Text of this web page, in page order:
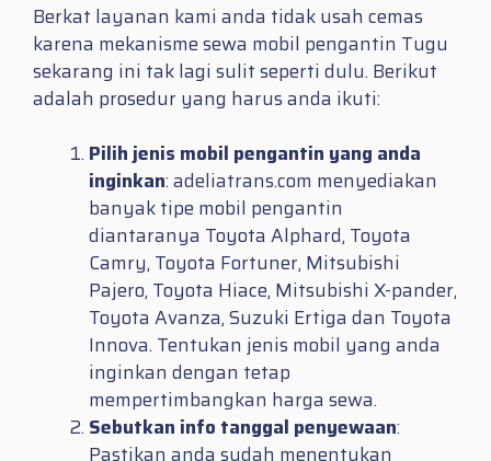
Berkat layanan kami anda tidak usah cemas
karena mekanisme sewa mobil pengantin Tugu
sekarang ini tak lagi sulit seperti dulu. Berikut
adalah prosedur yang harus anda ikuti:
Pilih jenis mobil pengantin yang anda
inginkan: adeliatrans.com menyediakan
banyak tipe mobil pengantin
diantaranya Toyota Alphard, Toyota
Camry, Toyota Fortuner, Mitsubishi
Pajero, Toyota Hiace, Mitsubishi X-pander,
Toyota Avanza, Suzuki Ertiga dan Toyota
Innova. Tentukan jenis mobil yang anda
inginkan dengan tetap
mempertimbangkan harga sewa.
Sebutkan info tanggal penyewaan:
Pastikan anda sudah menentukan